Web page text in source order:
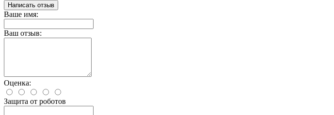
Написать отзыв
Ваше имя:
Ваш отзыв:
Оценка:
Защита от роботов